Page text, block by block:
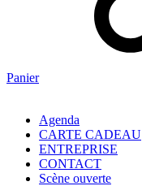
Panier
Agenda
CARTE CADEAU
ENTREPRISE
CONTACT
Scène ouverte